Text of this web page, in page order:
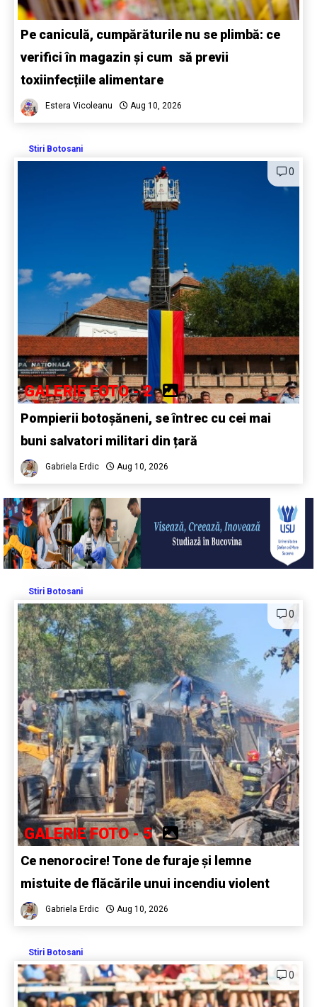
Pe caniculă, cumpărăturile nu se plimbă: ce
verifici în magazin și cum să previi
toxiinfecțiile alimentare
Estera Vicoleanu Aug 10, 2026
Stiri Botosani
0
GALERIE FOTO - 2
Pompierii botoșăneni, se întrec cu cei mai
buni salvatori militari din țară
Gabriela Erdic Aug 10, 2026
Stiri Botosani
0
GALERIE FOTO - 5
Ce nenorocire! Tone de furaje și lemne
mistuite de flăcările unui incendiu violent
Gabriela Erdic Aug 10, 2026
Stiri Botosani
0